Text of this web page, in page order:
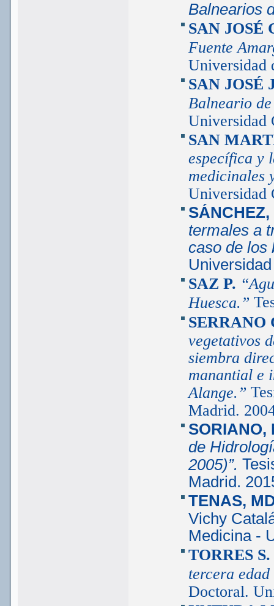
Balnearios
SAN JOSÉ
Fuente
Universidad
SAN JOSÉ
Balneario
Universidad
SAN
específica y
medicinales
Universidad
SÁNCHEZ,
termales a
caso de los
SAZ P.
Huesca.”
SERRANO
vegetativos
siembra
manantial e
Alange.”
Madrid.
SORIANO,
de
2005)”.
Madrid.
TENAS,
Vichy
Medicina -
TORRES S.
tercera
Doctoral.